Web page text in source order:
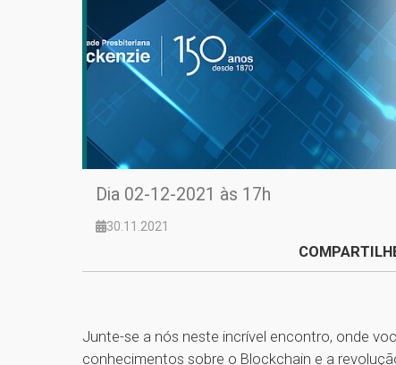
Dia 02-12-2021 às 17h
30.11.2021
Junte-se a nós neste incrível encontro, onde
conhecimentos sobre o Blockchain e a